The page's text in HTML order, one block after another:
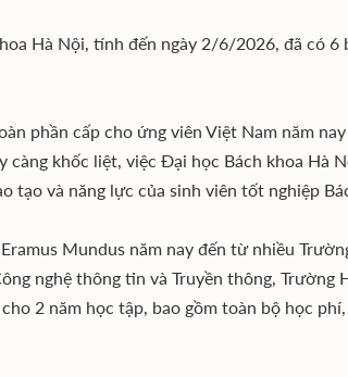
Hà Nội, tính đến ngày 2/6/2026, đã có
phần cấp cho ứng viên Việt Nam năm
càng khốc liệt, việc Đại học Bách khoa Hà
tạo và năng lực của sinh viên tốt nghiệp
Mundus năm nay đến từ nhiều
nghệ thông tin và Truyền thông, Trường
2 năm học tập, bao gồm toàn bộ học